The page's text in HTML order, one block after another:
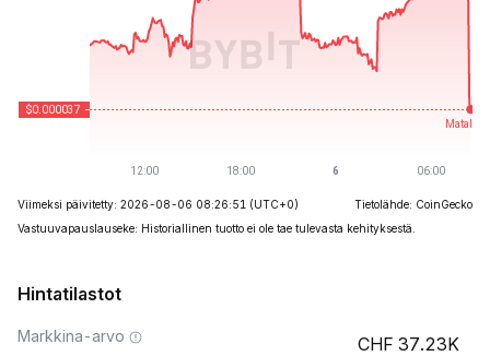
Viimeksi päivitetty: 2026-08-06 08:26:51 (UTC+0)
Tietolähde: CoinGecko
Vastuuvapauslauseke: Historiallinen tuotto ei ole tae tulevasta kehityksestä.
Hintatilastot
Markkina-arvo 37.23K